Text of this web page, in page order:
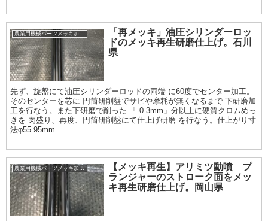
農業用機械パーツメッキ加工履歴
「再メッキ」油圧シリンダーロッ
ドのメッキ再生研磨仕上げ。石川
県
先ず、旋盤にて油圧シリンダーロッドの両端 に60度でセンター加工。
そのセンターを芯に 円筒研削盤でサビや摩耗が無くなるまで 下研磨加
工を行なう。また下研磨で削った 「-0.3mm」分以上に硬質クロムめっ
きを 肉盛り、再度、円筒研削盤にて仕上げ研磨 を行なう。仕上がり寸
法φ55.95mm
農業用機械パーツメッキ加工履歴
【メッキ再生】アリミツ動噴 プ
ランジャーのストローク面をメッ
キ再生研磨仕上げ。岡山県